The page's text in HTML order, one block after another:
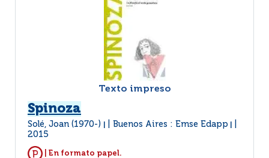
Texto impreso
Spinoza
Solé, Joan (1970-) Buenos Aires : Emse Edapp
2015
| En formato papel.